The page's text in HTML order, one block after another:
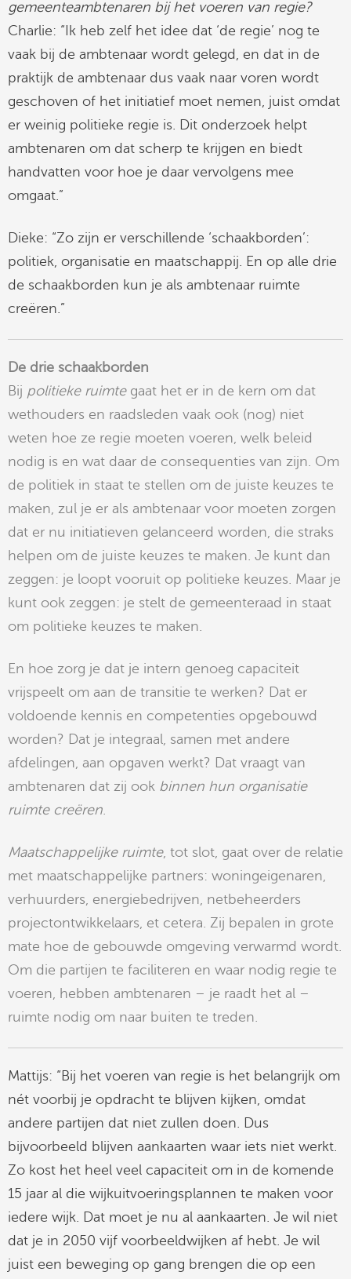
gemeenteambtenaren bij het voeren van regie?
Charlie: “Ik heb zelf het idee dat ‘de regie’ nog te
vaak bij de ambtenaar wordt gelegd, en dat in de
praktijk de ambtenaar dus vaak naar voren wordt
geschoven of het initiatief moet nemen, juist omdat
er weinig politieke regie is. Dit onderzoek helpt
ambtenaren om dat scherp te krijgen en biedt
handvatten voor hoe je daar vervolgens mee
omgaat.”
Dieke: “Zo zijn er verschillende ‘schaakborden’:
politiek, organisatie en maatschappij. En op alle drie
de schaakborden kun je als ambtenaar ruimte
creëren.”
De drie schaakborden
Bij politieke ruimtegaat het er in de kern om dat
wethouders en raadsleden vaak ook (nog) niet
weten hoe ze regie moeten voeren, welk beleid
nodig is en wat daar de consequenties van zijn. Om
de politiek in staat te stellen om de juiste keuzes te
maken, zul je er als ambtenaar voor moeten zorgen
dat er nu initiatieven gelanceerd worden, die straks
helpen om de juiste keuzes te maken. Je kunt dan
zeggen: je loopt vooruit op politieke keuzes. Maar je
kunt ook zeggen: je stelt de gemeenteraad in staat
om politieke keuzes te maken.
En hoe zorg je dat je intern genoeg capaciteit
vrijspeelt om aan de transitie te werken? Dat er
voldoende kennis en competenties opgebouwd
worden? Dat je integraal, samen met andere
afdelingen, aan opgaven werkt? Dat vraagt van
ambtenaren dat zij ook binnen hun organisatie
ruimte creëren.
Maatschappelijke ruimte, tot slot, gaat over de relatie
met maatschappelijke partners: woningeigenaren,
verhuurders, energiebedrijven, netbeheerders
projectontwikkelaars, et cetera. Zij bepalen in grote
mate hoe de gebouwde omgeving verwarmd wordt.
Om die partijen te faciliteren en waar nodig regie te
voeren, hebben ambtenaren – je raadt het al –
ruimte nodig om naar buiten te treden.
Mattijs: “Bij het voeren van regie is het belangrijk om
nét voorbij je opdracht te blijven kijken, omdat
andere partijen dat niet zullen doen. Dus
bijvoorbeeld blijven aankaarten waar iets niet werkt.
Zo kost het heel veel capaciteit om in de komende
15 jaar al die wijkuitvoeringsplannen te maken voor
iedere wijk. Dat moet je nu al aankaarten. Je wil niet
dat je in 2050 vijf voorbeeldwijken af hebt. Je wil
juist een beweging op gang brengen die op een